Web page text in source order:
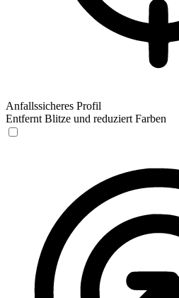
Anfallssicheres Profil
Entfernt Blitze und reduziert Farben